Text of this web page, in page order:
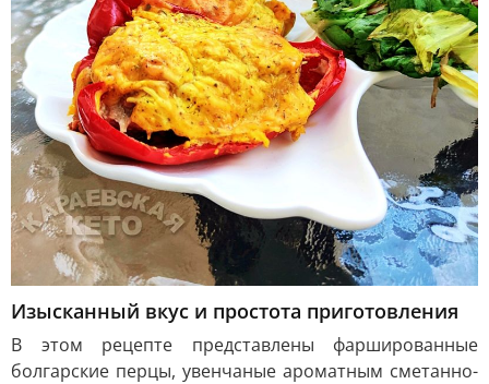
Изысканный вкус и простота приготовления
В этом рецепте представлены фаршированные
болгарские перцы, увенчаные ароматным сметанно-